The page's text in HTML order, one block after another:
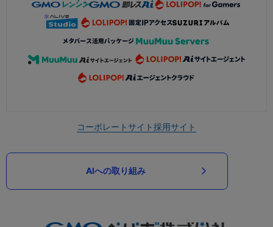
コーポレートサイト採用サイト
AIへの取り組み